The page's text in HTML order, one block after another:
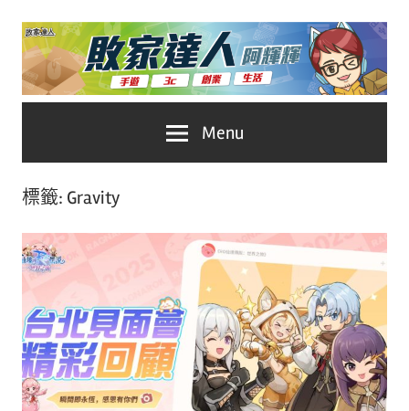
Skip
content
家
人
推
薦
No.1
遊
戲
科
技
媒
體。
Menu
標籤: Gravity